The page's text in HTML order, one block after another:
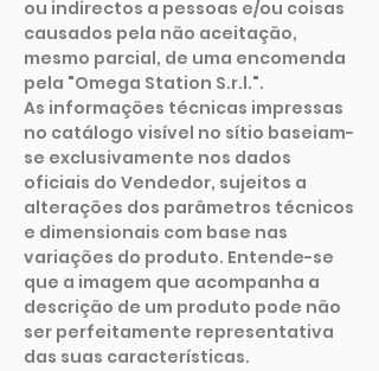
ou indirectos a pessoas e/ou coisas
causados pela não aceitação,
mesmo parcial, de uma encomenda
pela "Omega Station S.r.l.".
As informações técnicas impressas
no catálogo visível no sítio baseiam-
se exclusivamente nos dados
oficiais do Vendedor, sujeitos a
alterações dos parâmetros técnicos
e dimensionais com base nas
variações do produto. Entende-se
que a imagem que acompanha a
descrição de um produto pode não
ser perfeitamente representativa
das suas características.